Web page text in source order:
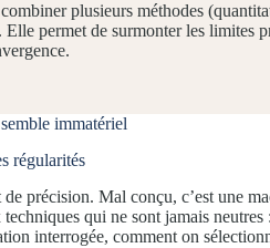
plusieurs méthodes
permet de surmonter les limites
immatériel
régularités
précision. Mal conçu, c’est une
qui ne sont jamais
interrogée, comment on